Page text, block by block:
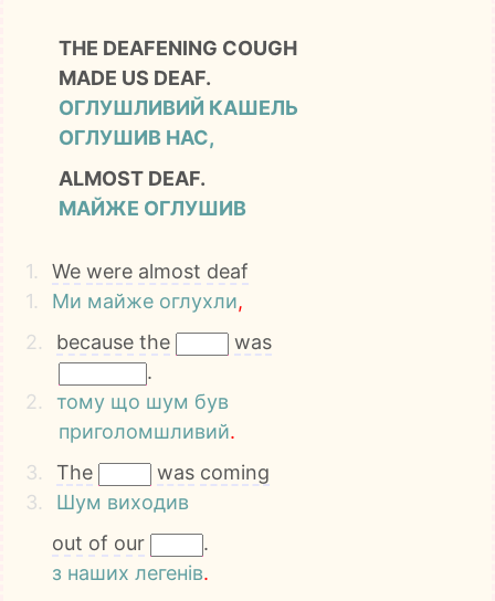
THE DEAFENING COUGH
MADE US DEAF.
ОГЛУШЛИВИЙ КАШЕЛЬ
ОГЛУШИВ НАС,
ALMOST DEAF.
МАЙЖЕ ОГЛУШИВ
1. We were almost deaf
1.
Ми майже оглухли,
2.
because the
was
.
2.
тому що шум був
приголомшливий.
3.
The was coming
3.
Шум виходив
out of our
.
з наших легенів.